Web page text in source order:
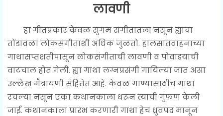
लावणी
हा गीतप्रकार केवळ सुगम संगीतातला नसून ह्याचा
तोंडावळा लोकसंगीताशी अधिक जुळतो. हालसातवाहनाच्या
गाथासप्तशतीपासून लोकसंगीताची लावणी व पोवाडयाची
वाटचाल होत गेली. ह्या गाथा लग्नप्रसंगी गायिल्या जात असा
उल्लेख मैत्रायणी संहितेत आहे. केवळ गाण्यासाठीच गाथा
रचल्या नसून एका कथानकाला धरून त्याची गुंफण केली
जाई. कथानकाला प्रारंभ करणारी गाथा हेच ध्रुवपद मानून